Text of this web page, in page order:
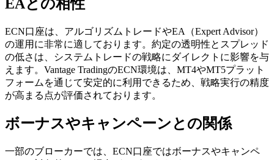
EAとの相性
ECN口座は、アルゴリズムトレードやEA（Expert Advisor）
の運用に非常に適しております。約定の透明性とスプレッド
の低さは、システムトレードの戦略にダイレクトに影響を与
えます。Vantage TradingのECN環境は、MT4やMT5プラット
フォームを通じて安定的に利用できるため、戦略実行の精度
が高まる点が評価されております。
ボーナスやキャンペーンとの関係
一部のブローカーでは、ECN口座ではボーナスやキャンペ